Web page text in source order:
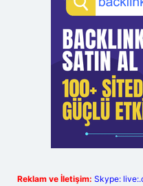
Reklam ve İletişim: Skype: